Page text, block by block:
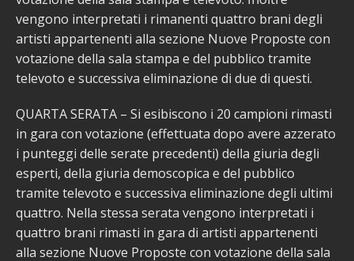
vengono interpretati i rimanenti quattro brani degli
artisti appartenenti alla sezione Nuove Proposte con
votazione della sala stampa e del pubblico tramite
televoto e successiva eliminazione di due di questi.
QUARTA SERATA – Si esibiscono i 20 campioni rimasti
in gara con votazione (effettuata dopo avere azzerato
i punteggi delle serate precedenti) della giuria degli
esperti, della giuria demoscopica e del pubblico
tramite televoto e successiva eliminazione degli ultimi
quattro. Nella stessa serata vengono interpretati i
quattro brani rimasti in gara di artisti appartenenti
alla sezione Nuove Proposte con votazione della sala